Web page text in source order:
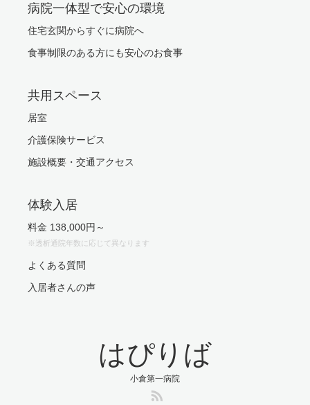
病院一体型で安心の環境
住宅玄関からすぐに病院へ
食事制限のある方にも安心のお食事
共用スペース
居室
介護保険サービス
施設概要・交通アクセス
体験入居
料金 138,000円～
※透析通院年数に応じて異なります
よくある質問
入居者さんの声
はぴりば
小倉第一病院